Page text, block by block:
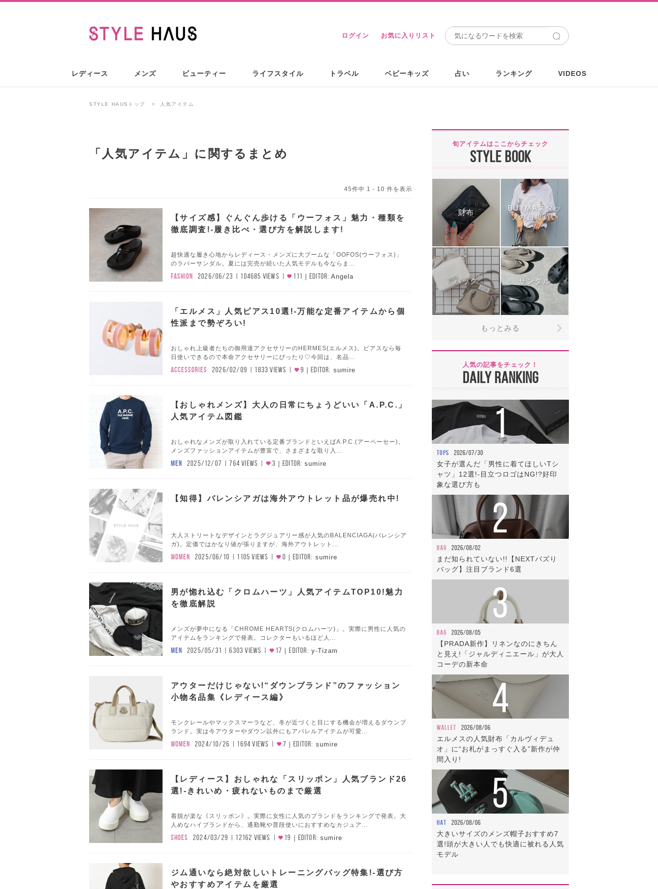
ログイン お気に入りリスト
レディース メンズ ビューティー ライフスタイル トラベル ベビーキッズ 占い ランキング VIDEOS
STYLE HAUSトップ 人気アイテム
「 人気アイテム 」に関するまとめ
45件中 1 - 10 件を表示
【サイズ感】ぐんぐん歩ける「ウーフォス」魅力・種類を
徹底調査!-履き比べ・選び方を解説します!
超快適な履き心地からレディース・メンズに大ブームな「OOFOS(ウーフォス)」
のラバーサンダル。夏には完売が続いた人気モデルも今ならま...
FASHION 2026/06/23 104685 VIEWS 111 EDITOR: Angela
「エルメス」人気ピアス10選!-万能な定番アイテムから個
性派まで勢ぞろい!
おしゃれ上級者たちの御用達アクセサリーのHERMES(エルメス)。ピアスなら毎
日使いできるので本命アクセサリーにぴったり♡今回は、名品...
ACCESSORIES 2026/02/09 1833 VIEWS 9 EDITOR: sumire
【おしゃれメンズ】大人の日常にちょうどいい「A.P.C.」
人気アイテム図鑑
おしゃれなメンズが取り入れている定番ブランドといえばA.P.C.(アーペーセー)。
メンズファッションアイテムが豊富で、さまざまな取り入...
MEN 2025/12/07 764 VIEWS 3 EDITOR: sumire
【知得】バレンシアガは海外アウトレット品が爆売れ中!
大人ストリートなデザインとラグジュアリー感が人気のBALENCIAGA(バレンシア
ガ)。定価ではかなり値が張りますが、海外アウトレット...
WOMEN 2025/06/10 1105 VIEWS 0 EDITOR: sumire
男が惚れ込む「クロムハーツ」人気アイテムTOP10!魅力
を徹底解説
メンズが夢中になる「CHROME HEARTS(クロムハーツ)」。実際に男性に人気の
アイテムをランキングで発表。コレクターもいるほど人...
MEN 2025/05/31 6303 VIEWS 17 EDITOR: y-Tizam
アウターだけじゃない!“ダウンブランド”のファッション
小物名品集《レディース編》
モンクレールやマックスマーラなど、冬が近づくと目にする機会が増えるダウンブ
ランド。実は今アウターやダウン以外にもアパレルアイテムが可愛...
WOMEN 2024/10/26 1694 VIEWS 7 EDITOR: sumire
【レディース】おしゃれな「スリッポン」人気ブランド26
選!-きれいめ・疲れないものまで厳選
着脱が楽な《スリッポン》。実際に女性に人気のブランドをランキングで発表。大
人めなハイブランドから、通勤靴や普段使いにおすすめなカジュア...
SHOES 2024/03/29 12162 VIEWS 19 EDITOR: sumire
ジム通いなら絶対欲しいトレーニングバッグ特集!-選び方
やおすすめアイテムを厳選
旬アイテムはここからチェック
STYLE BOOK
財布
BUYMAスタッ
フの自腹買い
バッグ サンダル
もっとみる
人気の記事をチェック！
DAILY RANKING
1
TOPS 2026/07/30
女子が選んだ「男性に着てほしいTシ
ャツ」12選!-目立つロゴはNG!?好印
象な選び方も
2
BAG 2026/08/02
まだ知られていない!!【NEXTバズり
バッグ】注目ブランド6選
3
BAG 2026/08/05
【PRADA新作】リネンなのにきちん
と見え!「ジャルディニエール」が大人
コーデの新本命
4
WALLET 2026/08/06
エルメスの人気財布「カルヴィデュ
オ」に“お札がまっすぐ入る”新作が仲
間入り!
5
HAT 2026/08/06
大きいサイズのメンズ帽子おすすめ7
選!頭が大きい人でも快適に被れる人気
モデル